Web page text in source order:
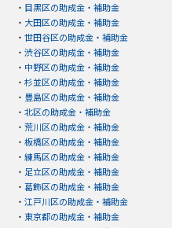
・ 目黒区の助成金・補助金
・ 大田区の助成金・補助金
・ 世田谷区の助成金・補助金
・ 渋谷区の助成金・補助金
・ 中野区の助成金・補助金
・ 杉並区の助成金・補助金
・ 豊島区の助成金・補助金
・ 北区の助成金・補助金
・ 荒川区の助成金・補助金
・ 板橋区の助成金・補助金
・ 練馬区の助成金・補助金
・ 足立区の助成金・補助金
・ 葛飾区の助成金・補助金
・ 江戸川区の助成金・補助金
・ 東京都の助成金・補助金